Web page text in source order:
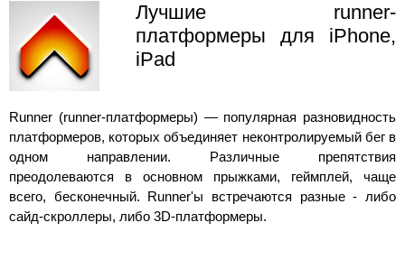
Лучшие runner-
платформеры для iPhone,
iPad
Runner (runner-платформеры) — популярная разновидность
платформеров, которых объединяет неконтролируемый бег в
одном направлении. Различные препятствия
преодолеваются в основном прыжками, геймплей, чаще
всего, бесконечный. Runner'ы встречаются разные - либо
сайд-скроллеры, либо 3D-платформеры.